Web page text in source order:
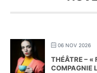
06 NOV 2026
THÉÂTRE – «
COMPAGNIE